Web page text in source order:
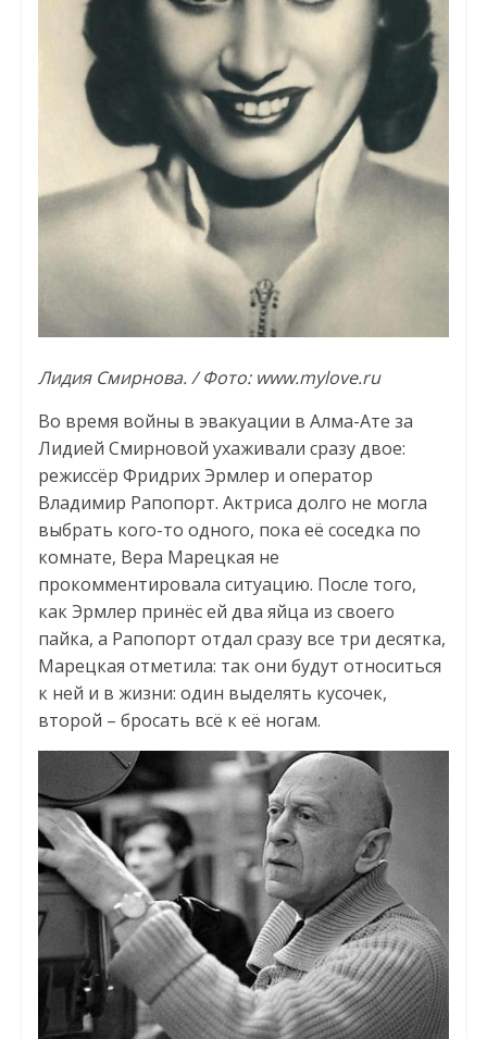
Лидия Смирнова. / Фото: www.mylove.ru
Во время войны в эвакуации в Алма-Ате за
Лидией Смирновой ухаживали сразу двое:
режиссёр Фридрих Эрмлер и оператор
Владимир Рапопорт. Актриса долго не могла
выбрать кого-то одного, пока её соседка по
комнате, Вера Марецкая не
прокомментировала ситуацию. После того,
как Эрмлер принёс ей два яйца из своего
пайка, а Рапопорт отдал сразу все три десятка,
Марецкая отметила: так они будут относиться
к ней и в жизни: один выделять кусочек,
второй – бросать всё к её ногам.